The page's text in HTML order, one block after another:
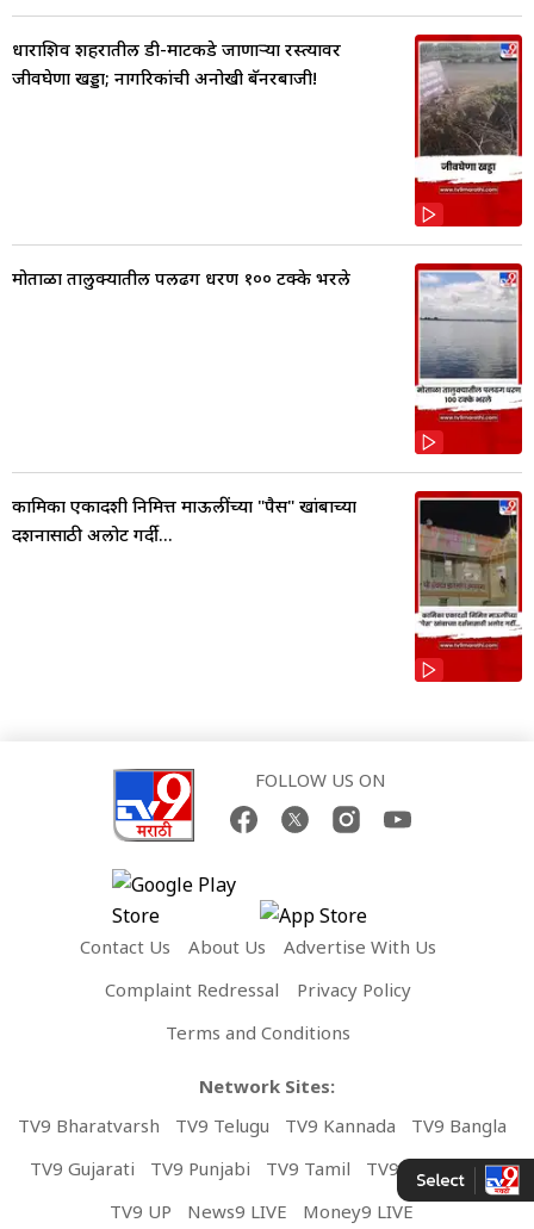
धाराशिव शहरातील डी-मार्टकडे जाणाऱ्या रस्त्यावर
जीवघेणा खड्डा; नागरिकांची अनोखी बॅनरबाजी!
मोताळा तालुक्यातील पलढग धरण १०० टक्के भरले
कामिका एकादशी निमित्त माऊलींच्या "पैस" खांबाच्या
दर्शनासाठी अलोट गर्दी...
FOLLOW US ON
Contact Us About Us
Advertise With Us
Complaint Redressal
Privacy Policy
Terms and Conditions
Network Sites:
TV9 Bharatvarsh
TV9 Telugu TV9 Kannada
TV9 Bangla
TV9 Gujarati
TV9 Punjabi TV9 Tamil
TV9 Malayalam
TV9 UP
News9 LIVE Money9 LIVE